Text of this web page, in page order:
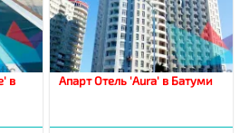
в
Апарт Отель 'Aura' в Батуми